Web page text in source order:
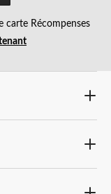
carte Récompenses